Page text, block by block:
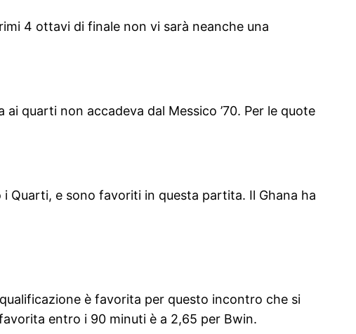
4 ottavi di finale non vi sarà neanche una
quarti non accadeva dal Messico ’70. Per le quote
Quarti, e sono favoriti in questa partita. Il Ghana ha
è favorita per questo incontro che si
entro i 90 minuti è a 2,65 per Bwin.